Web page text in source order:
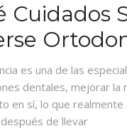
Cuidados
es una de las
dentales, mejorar la
en sí, lo que
de llevar